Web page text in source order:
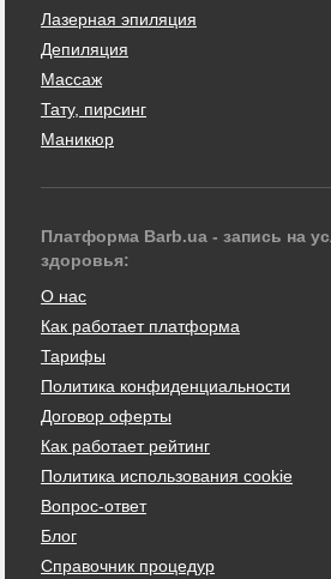
Лазерная эпиляция
Депиляция
Массаж
Тату, пирсинг
Маникюр
Платформа Barb.ua - запись на
здоровья:
О нас
Как работает платформа
Тарифы
Политика конфиденциальности
Договор оферты
Как работает рейтинг
Политика использования cookie
Вопрос-ответ
Блог
Справочник процедур